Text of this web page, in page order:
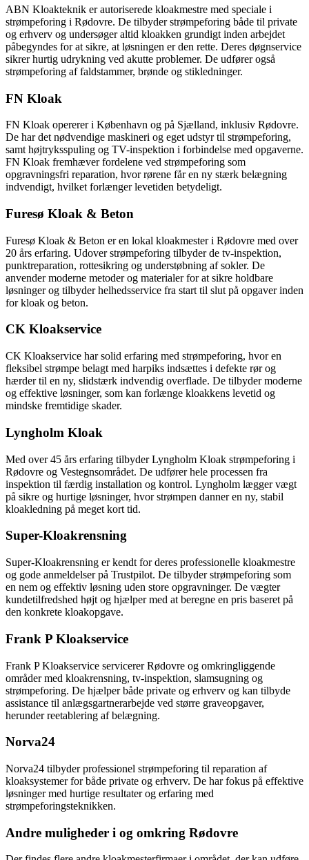
ABN Kloakteknik er autoriserede kloakmestre med speciale i
strømpeforing i Rødovre. De tilbyder strømpeforing både til private
og erhverv og undersøger altid kloakken grundigt inden arbejdet
påbegyndes for at sikre, at løsningen er den rette. Deres døgnservice
sikrer hurtig udrykning ved akutte problemer. De udfører også
strømpeforing af faldstammer, brønde og stikledninger.
FN Kloak
FN Kloak opererer i København og på Sjælland, inklusiv Rødovre.
De har det nødvendige maskineri og eget udstyr til strømpeforing,
samt højtryksspuling og TV-inspektion i forbindelse med opgaverne.
FN Kloak fremhæver fordelene ved strømpeforing som
opgravningsfri reparation, hvor rørene får en ny stærk belægning
indvendigt, hvilket forlænger levetiden betydeligt.
Furesø Kloak & Beton
Furesø Kloak & Beton er en lokal kloakmester i Rødovre med over
20 års erfaring. Udover strømpeforing tilbyder de tv-inspektion,
punktreparation, rottesikring og understøbning af sokler. De
anvender moderne metoder og materialer for at sikre holdbare
løsninger og tilbyder helhedsservice fra start til slut på opgaver inden
for kloak og beton.
CK Kloakservice
CK Kloakservice har solid erfaring med strømpeforing, hvor en
fleksibel strømpe belagt med harpiks indsættes i defekte rør og
hærder til en ny, slidstærk indvendig overflade. De tilbyder moderne
og effektive løsninger, som kan forlænge kloakkens levetid og
mindske fremtidige skader.
Lyngholm Kloak
Med over 45 års erfaring tilbyder Lyngholm Kloak strømpeforing i
Rødovre og Vestegnsområdet. De udfører hele processen fra
inspektion til færdig installation og kontrol. Lyngholm lægger vægt
på sikre og hurtige løsninger, hvor strømpen danner en ny, stabil
kloakledning på meget kort tid.
Super-Kloakrensning
Super-Kloakrensning er kendt for deres professionelle kloakmestre
og gode anmeldelser på Trustpilot. De tilbyder strømpeforing som
en nem og effektiv løsning uden store opgravninger. De vægter
kundetilfredshed højt og hjælper med at beregne en pris baseret på
den konkrete kloakopgave.
Frank P Kloakservice
Frank P Kloakservice servicerer Rødovre og omkringliggende
områder med kloakrensning, tv-inspektion, slamsugning og
strømpeforing. De hjælper både private og erhverv og kan tilbyde
assistance til anlægsgartnerarbejde ved større graveopgaver,
herunder reetablering af belægning.
Norva24
Norva24 tilbyder professionel strømpeforing til reparation af
kloaksystemer for både private og erhverv. De har fokus på effektive
løsninger med hurtige resultater og erfaring med
strømpeforingsteknikken.
Andre muligheder i og omkring Rødovre